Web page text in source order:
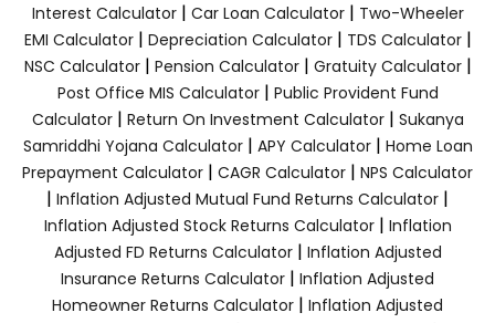
Interest Calculator| Car Loan Calculator| Two-Wheeler
EMI Calculator| Depreciation Calculator| TDS Calculator|
NSC Calculator| Pension Calculator| Gratuity Calculator|
Post Office MIS Calculator| Public Provident Fund
Calculator| Return On Investment Calculator| Sukanya
Samriddhi Yojana Calculator| APY Calculator| Home Loan
Prepayment Calculator | CAGR Calculator | NPS Calculator
| Inflation Adjusted Mutual Fund Returns Calculator |
Inflation Adjusted Stock Returns Calculator| Inflation
Adjusted FD Returns Calculator| Inflation Adjusted
Insurance Returns Calculator | Inflation Adjusted
Homeowner Returns Calculator | Inflation Adjusted